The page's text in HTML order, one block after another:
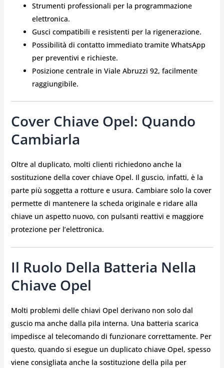
Strumenti professionali per la programmazione
elettronica.
Gusci compatibili e resistenti per la rigenerazione.
Possibilità di contatto immediato tramite WhatsApp
per preventivi e richieste.
Posizione centrale in Viale Abruzzi 92, facilmente
raggiungibile.
Cover Chiave Opel: Quando
Cambiarla
Oltre al duplicato, molti clienti richiedono anche la
sostituzione della cover chiave Opel. Il guscio, infatti, è la
parte più soggetta a rotture e usura. Cambiare solo la cover
permette di mantenere la scheda originale e ridare alla
chiave un aspetto nuovo, con pulsanti reattivi e maggiore
protezione per l’elettronica.
Il Ruolo Della Batteria Nella
Chiave Opel
Molti problemi delle chiavi Opel derivano non solo dal
guscio ma anche dalla pila interna. Una batteria scarica
impedisce al telecomando di funzionare correttamente. Per
questo, quando si esegue un duplicato chiave Opel, spesso
viene consigliata anche la sostituzione della pila per